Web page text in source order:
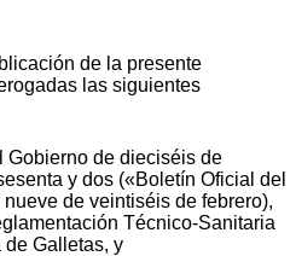
de la presente
las siguientes
Gobierno de dieciséis de
y dos («Boletín Oficial del
de veintiséis de febrero),
Técnico-Sanitaria
de Galletas, y